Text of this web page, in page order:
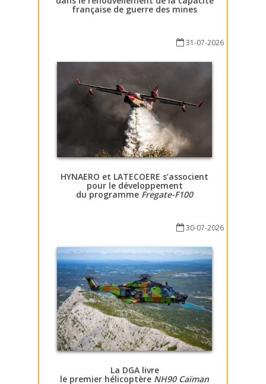
française de guerre des mines
31-07-2026
HYNAERO et LATECOERE s’associent
pour le développement
du programme Fregate-F100
30-07-2026
La DGA livre
le premier hélicoptère NH90 Caïman